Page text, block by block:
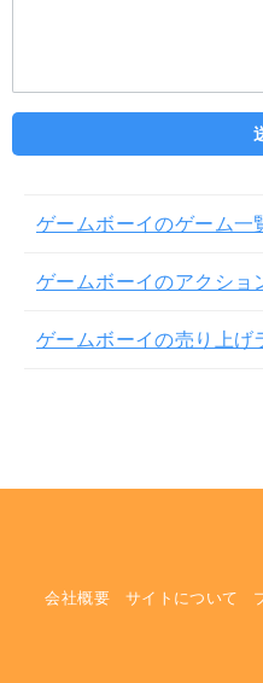
ゲームボーイのゲーム一
ゲームボーイのアクショ
ゲームボーイの売り上げ
会社概要 サイトについて